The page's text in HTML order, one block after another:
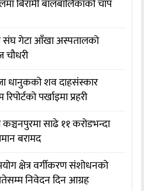
बिरामी बालबालिकाको चाप
संघ गेटा आँखा अस्पतालको
चौधरी
धानुकको शव दाहसंस्कार
रिपोर्टको पर्खाइमा प्रहरी
कञ्चनपुरमा साढे ११ करोडभन्दा
बरामद
क्षेत्र वर्गीकरण संशोधनको
निवेदन दिन आग्रह